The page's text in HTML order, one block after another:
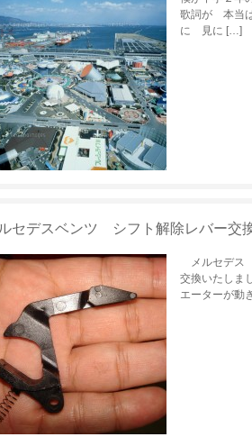
歌詞が 本当
に 見に […]
セデスベンツ シフト解除レバー交
メルセデス
交換いたしま
エーターが